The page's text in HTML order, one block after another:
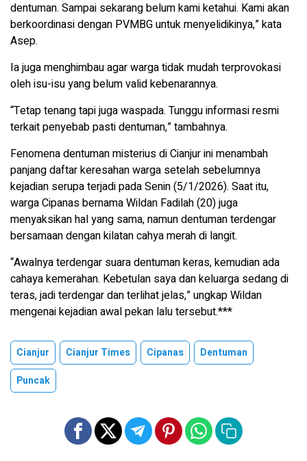
dentuman. Sampai sekarang belum kami ketahui. Kami akan
berkoordinasi dengan PVMBG untuk menyelidikinya,” kata
Asep.
Ia juga menghimbau agar warga tidak mudah terprovokasi
oleh isu-isu yang belum valid kebenarannya.
“Tetap tenang tapi juga waspada. Tunggu informasi resmi
terkait penyebab pasti dentuman,” tambahnya.
Fenomena dentuman misterius di Cianjur ini menambah
panjang daftar keresahan warga setelah sebelumnya
kejadian serupa terjadi pada Senin (5/1/2026). Saat itu,
warga Cipanas bernama Wildan Fadilah (20) juga
menyaksikan hal yang sama, namun dentuman terdengar
bersamaan dengan kilatan cahya merah di langit.
“Awalnya terdengar suara dentuman keras, kemudian ada
cahaya kemerahan. Kebetulan saya dan keluarga sedang di
teras, jadi terdengar dan terlihat jelas,” ungkap Wildan
mengenai kejadian awal pekan lalu tersebut.***
Cianjur Cianjur Times Cipanas
Dentuman
Puncak